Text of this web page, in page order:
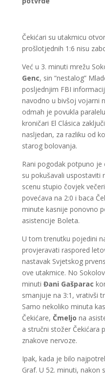
Čekićari su utakmicu
prošlotjednih 1:6 nisu
Već u 3. minuti mrežu
Genc, sin “nestalog”
posljednjim FBI
navodno u bivšoj vojarni
odmah je povukla
kroničari El Clásica
nasljedan, za razliku od
starog bolovanja.
Rani pogodak potpuno
su pokušavali uspostaviti
scenu stupio čovjek
povećava na 2:0 i baca
minute kasnije ponovno
asistencije Boleta.
U tom trenutku pojedini
provjeravati raspored
nastavak Svjetskog
ove utakmice. No
minuti Đani Gašparac
smanjuje na 3:1, vrativši
Samo nekoliko minuta
Čekićare, Čmeljo na
a stručni stožer Čekićara
znakove nervoze.
Ipak, kada je bilo
Graf. U 52. minuti, nakon